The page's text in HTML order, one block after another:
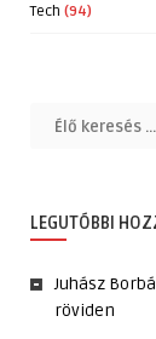
Tech (94)
LEGUTÓBBI
Juhász
röviden